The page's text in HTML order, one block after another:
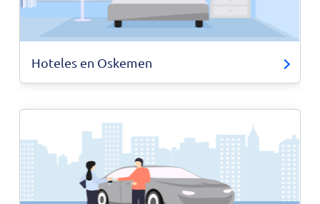
Hoteles en Oskemen